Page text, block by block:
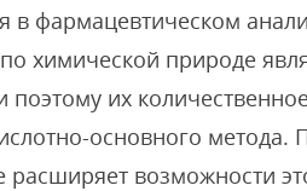
в фармацевтическом
химической природе
поэтому их
основного метода.
возможности